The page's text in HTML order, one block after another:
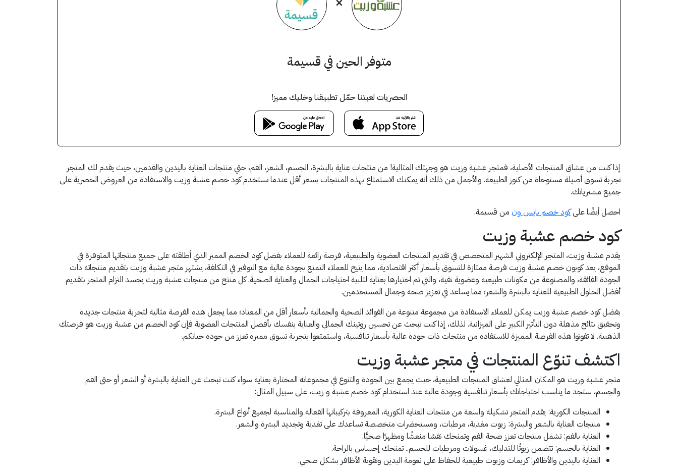
متوفر الحين في قسيمة
الحصريات لعبتنا حمّل تطبيقنا وخليك مميز!
إذا كنت من عشاق المنتجات الأصلية، فمتجر عشبة وزيت هو وجهتك المثالية! من منتجات عناية بالبشرة، الجسم، الشعر، الفم، حتي منتجات العناية باليدين والقدمين، حيث يقدم لك المتجر
تجربة تسوق أصيلة مستوحاة من كنوز الطبيعة. والأجمل من ذلك أنه يمكنك الاستمتاع بهذه المنتجات بسعر أقل عندما تستخدم كود خصم عشبة وزيت والاستفادة من العروض الحصرية على
جميع مشترياتك.
احصل أيضًا علىكود خصم نايس ون من قسيمة.
كود خصم عشبة وزيت
يقدم عشبة وزيت، المتجر الإلكتروني الشهير المتخصص في تقديم المنتجات العضوية والطبيعية، فرصة رائعة للعملاء بفضل كود الخصم المميز الذي أطلقته على جميع منتجاتها المتوفرة في
الموقع، يعد كوبون خصم عشبة وزيت فرصة ممتازة للتسوق بأسعار أكثر اقتصادية، مما يتيح للعملاء التمتع بجودة عالية مع التوفير في التكلفة، يشتهر متجر عشبة وزيت بتقديم منتجاته ذات
الجودة الفائقة، والمصنوعة من مكونات طبيعية وعضوية نقية، والتي تم اختيارها بعناية لتلبية احتياجات الجمال والعناية الصحية. كل منتج من منتجات عشبة وزيت يجسد التزام المتجر بتقديم
أفضل الحلول الطبيعية للعناية بالبشرة والشعر؛ مما يساعد في تعزيز صحة وجمال المستخدمين.
بفضل كود خصم عشبة وزيت يمكن للعملاء الاستفادة من مجموعة متنوعة من الفوائد الصحية والجمالية بأسعار أقل من المعتاد؛ مما يجعل هذه الفرصة مثالية لتجربة منتجات جديدة
وتحقيق نتائج مذهلة دون التأثير الكبير على الميزانية. لذلك، إذا كنت تبحث عن تحسين روتينك الجمالي والعناية بنفسك بأفضل المنتجات العضوية فإن كود الخصم من عشبة وزيت هو فرصتك
الذهبية. لا تفوتوا هذه الفرصة المميزة للاستفادة من منتجات ذات جودة عالية بأسعار تنافسية، واستمتعوا بتجربة تسوق مميزة تعزز من جودة حياتكم.
اكتشف تنوّع المنتجات في متجر عشبة وزيت
متجر عشبة وزيت هو المكان المثالي لعشاق المنتجات الطبيعية، حيث يجمع بين الجودة والتنوع في مجموعاته المختارة بعناية سواء كنت تبحث عن العناية بالبشرة أو الشعر أو حتى الفم
والجسم، ستجد ما يناسب احتياجاتك بأسعار تنافسية وجودة عالية عند استخدام كود خصم عشبة و زيت، على سبيل المثال:
المنتجات الكورية: يقدم المتجر تشكيلة واسعة من منتجات العناية الكورية، المعروفة بتركيباتها الفعالة والمناسبة لجميع أنواع البشرة.
منتجات العناية بالشعر والبشرة: زيوت مغذية، مرطبات، ومستحضرات متخصصة تساعدك على تغذية وتجديد البشرة والشعر.
العناية بالفم: تشمل منتجات تعزز صحة الفم وتمنحك نفسًا منعشًا ومظهرًا صحيًّا.
العناية بالجسم: تتضمن زيوتًا للتدليك، غسولات ومرطبات للجسم.. تمنحك إحساس بالراحة.
العناية باليدين والأظافر: كريمات وزيوت طبيعية للحفاظ على نعومة اليدين وتقوية الأظافر بشكل صحي.